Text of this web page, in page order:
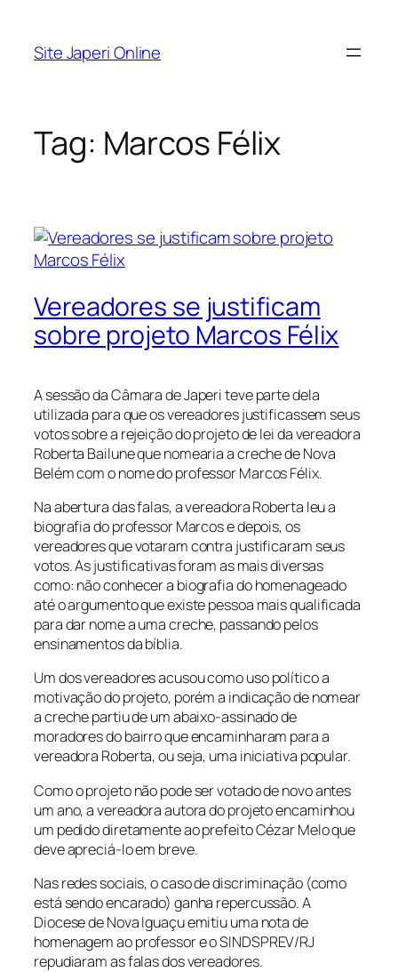
Site Japeri Online
Tag: Marcos Félix
Vereadores se justificam
sobre projeto Marcos Félix
A sessão da Câmara de Japeri teve parte dela
utilizada para que os vereadores justificassem seus
votos sobre a rejeição do projeto de lei da vereadora
Roberta Bailune que nomearia a creche de Nova
Belém com o nome do professor Marcos Félix.
Na abertura das falas, a vereadora Roberta leu a
biografia do professor Marcos e depois, os
vereadores que votaram contra justificaram seus
votos. As justificativas foram as mais diversas
como: não conhecer a biografia do homenageado
até o argumento que existe pessoa mais qualificada
para dar nome a uma creche, passando pelos
ensinamentos da bíblia.
Um dos vereadores acusou como uso político a
motivação do projeto, porém a indicação de nomear
a creche partiu de um abaixo-assinado de
moradores do bairro que encaminharam para a
vereadora Roberta, ou seja, uma iniciativa popular.
Como o projeto não pode ser votado de novo antes
um ano, a vereadora autora do projeto encaminhou
um pedido diretamente ao prefeito Cézar Melo que
deve apreciá-lo em breve.
Nas redes sociais, o caso de discriminação (como
está sendo encarado) ganha repercussão. A
Diocese de Nova Iguaçu emitiu uma nota de
homenagem ao professor e o SINDSPREV/RJ
repudiaram as falas dos vereadores.